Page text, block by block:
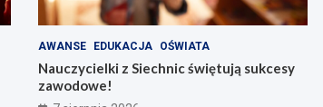
AWANSE EDUKACJA OŚWIATA
Nauczycielki z Siechnic świętują sukcesy
zawodowe!